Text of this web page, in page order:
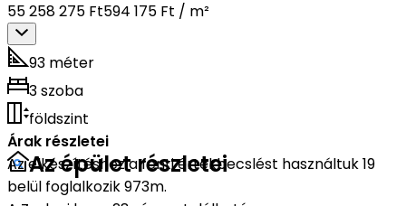
55 258 275 Ft594 175 Ft / m²
93 méter
3 szoba
földszint
Árak részletei
Az elkészítéshez a fenti értékbecslést használtuk 19
belül foglalkozik 973m.
Az épület részletei